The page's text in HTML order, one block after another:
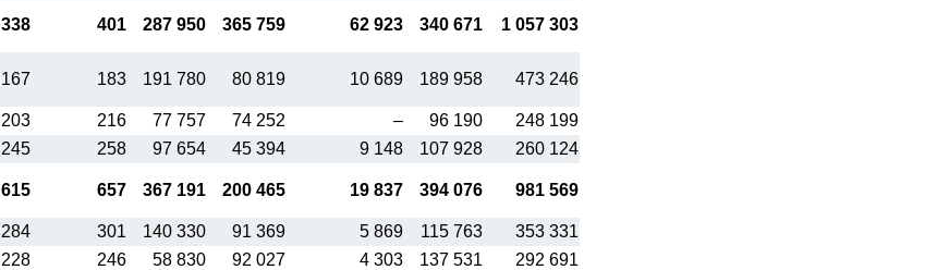
338 401 287 950 365 759 62 923 340 671 1 057 303
167 183 191 780 80 819 10 689 189 958 473 246
203 216 77 757 74 252 – 96 190
248 199
245 258 97 654 45 394 9 148 107 928
260 124
615 657 367 191 200 465 19 837 394 076 981 569
284 301 140 330 91 369 5 869 115 763
353 331
228 246 58 830 92 027 4 303 137 531
292 691